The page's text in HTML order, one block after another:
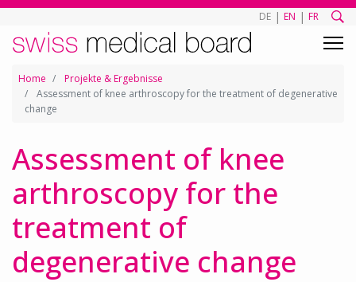
DE | EN | FR
Home
Projekte & Ergebnisse
Assessment of knee arthroscopy for the treatment of degenerative
change
Assessment of knee
arthroscopy for the
treatment of
degenerative change